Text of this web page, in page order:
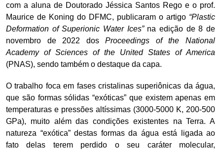
com a aluna de Doutorado Jéssica Santos Rego e o prof.
Maurice de Koning do DFMC, publicaram o artigo “Plastic
Deformation of Superionic Water Ices”na edição de 8 de
novembro de 2022 dosProceedings of the National
Academy of Sciences of the United States of America
(PNAS), sendo também o destaque da capa.
O trabalho foca em fases cristalinas superiônicas da água,
que são formas sólidas “exóticas” que existem apenas em
temperaturas e pressões altíssimas (3000-5000 K, 200-500
GPa), muito além das condições existentes na Terra. A
natureza “exótica” destas formas da água está ligada ao
fato delas terem perdido o seu caráter molecular,